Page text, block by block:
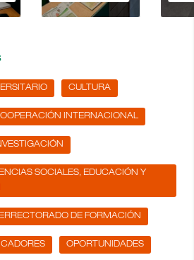
CULTURA
INTERNACIONAL
SOCIALES, EDUCACIÓN Y
DE FORMACIÓN
OPORTUNIDADES